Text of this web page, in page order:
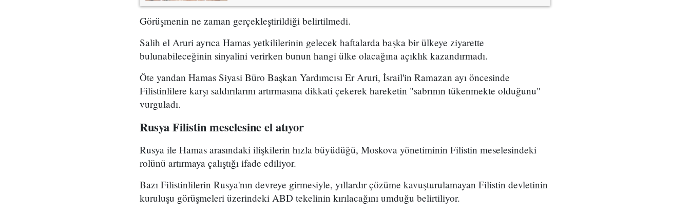
Görüşmenin ne zaman gerçekleştirildiği belirtilmedi.
Salih el Aruri ayrıca Hamas yetkililerinin gelecek haftalarda başka bir ülkeye ziyarette
bulunabileceğinin sinyalini verirken bunun hangi ülke olacağına açıklık kazandırmadı.
Öte yandan Hamas Siyasi Büro Başkan Yardımcısı Er Aruri, İsrail'in Ramazan ayı öncesinde
Filistinlilere karşı saldırılarını artırmasına dikkati çekerek hareketin "sabrının tükenmekte olduğunu"
vurguladı.
Rusya Filistin meselesine el atıyor
Rusya ile Hamas arasındaki ilişkilerin hızla büyüdüğü, Moskova yönetiminin Filistin meselesindeki
rolünü artırmaya çalıştığı ifade ediliyor.
Bazı Filistinlilerin Rusya'nın devreye girmesiyle, yıllardır çözüme kavuşturulamayan Filistin devletinin
kuruluşu görüşmeleri üzerindeki ABD tekelinin kırılacağını umduğu belirtiliyor.